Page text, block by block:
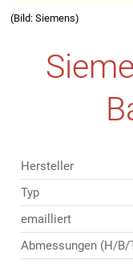
(Bild: Siemens)
Hersteller
Typ
emailliert
Abmessungen (H/B/